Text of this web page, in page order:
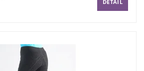
DETAIL